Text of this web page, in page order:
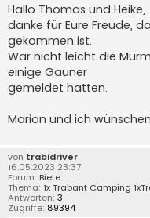
Hallo Thomas und Heike,
danke für Eure Freude,
gekommen ist.
War nicht leicht die
einige Gauner
gemeldet hatten.
Marion und ich
von trabidriver
16.05.2023 23:37
Forum: Biete
Thema: 1x Trabant Camping
Antworten: 3
Zugriffe: 89394